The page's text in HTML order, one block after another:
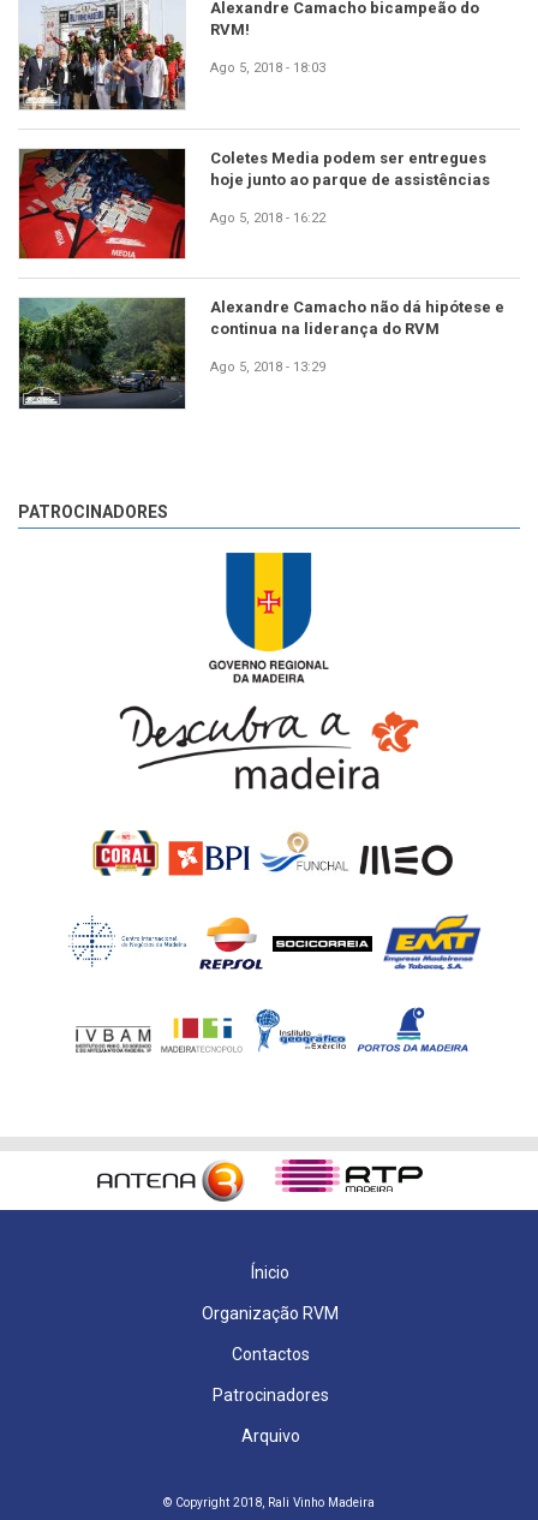
Alexandre Camacho bicampeão do
RVM!
Ago 5, 2018 - 18:03
Coletes Media podem ser entregues
hoje junto ao parque de assistências
Ago 5, 2018 - 16:22
Alexandre Camacho não dá hipótese e
continua na liderança do RVM
Ago 5, 2018 - 13:29
PATROCINADORES
Ínicio
Organização RVM
Contactos
Patrocinadores
Arquivo
© Copyright 2018, Rali Vinho Madeira